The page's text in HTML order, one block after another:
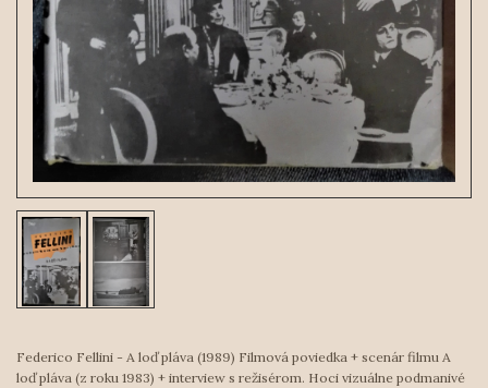
Federico Fellini - A loď pláva (1989) Filmová poviedka + scenár filmu A
loď pláva (z roku 1983) + interview s režisérom. Hoci vizuálne podmanivé